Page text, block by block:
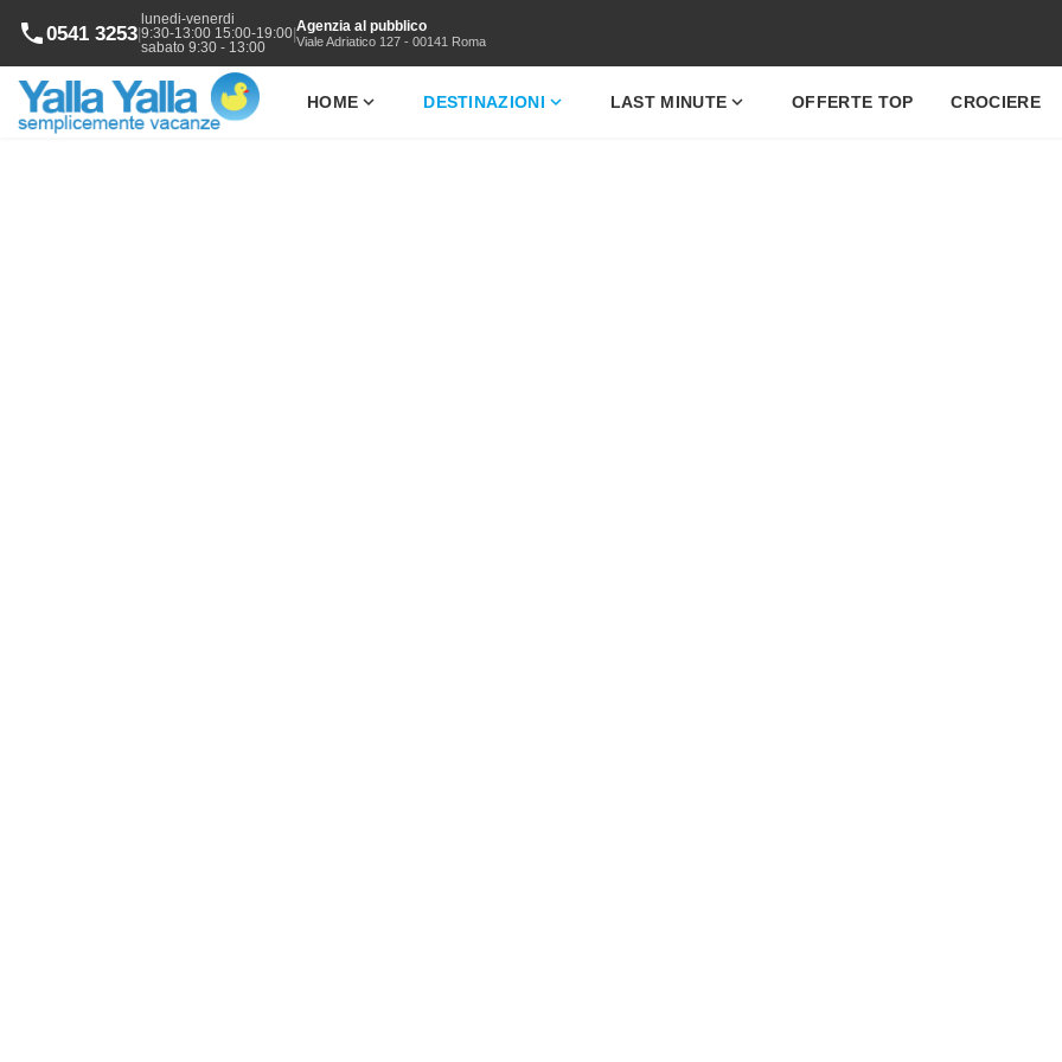
phone0541 3253|
lunedi-venerdi
9:30-13:00 15:00-19:00
sabato 9:30 - 13:00
|Agenzia al pubblico
Viale Adriatico 127 - 00141 Roma
HOME expand_more DESTINAZIONI expand_more LAST MINUTE expand_more OFFERTE TOP CROCIERE